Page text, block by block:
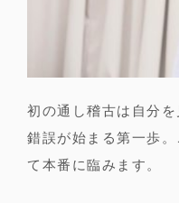
初の通し稽古は自分
錯誤が始まる第一歩
て本番に臨みます。